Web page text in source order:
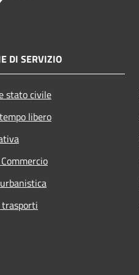
DI SERVIZIO
stato civile
libero